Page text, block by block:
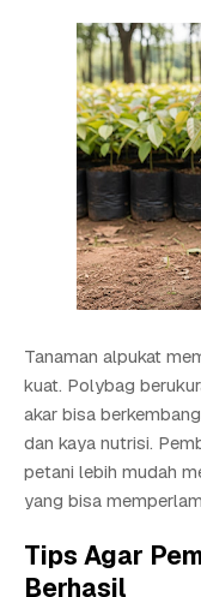
Tanaman alpukat
kuat. Polybag
akar bisa
dan kaya nutrisi.
petani lebih mudah
yang bisa
Tips Agar
Berhasil